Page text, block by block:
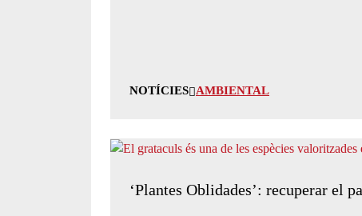
NOTÍCIES AMBIENTAL
‘Plantes Oblidades’: recuperar el